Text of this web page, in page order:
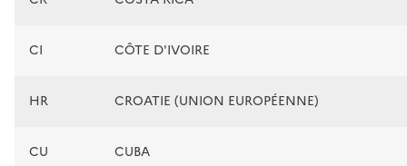
CI CÔTE D'IVOIRE
HR CROATIE (UNION EUROPÉENNE)
CU CUBA